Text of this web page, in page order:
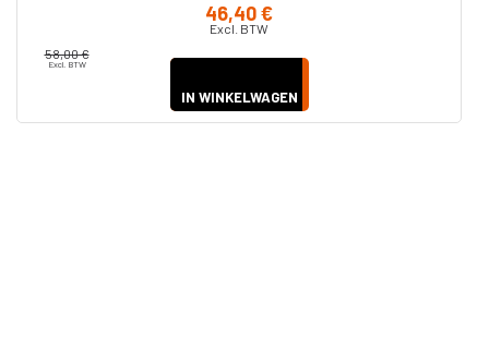
46,40 €
Excl. BTW
58,00 €
Excl. BTW
IN WINKELWAGEN